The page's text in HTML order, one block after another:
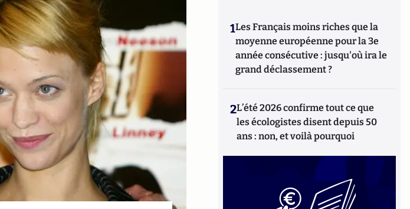
1Les Français moins riches que la
moyenne européenne pour la 3e
année consécutive : jusqu'où ira le
grand déclassement ?
2L’été 2026 confirme tout ce que
les écologistes disent depuis 50
ans : non, et voilà pourquoi